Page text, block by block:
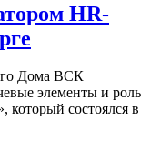
HR-
Дома ВСК
элементы и роль
который состоялся в